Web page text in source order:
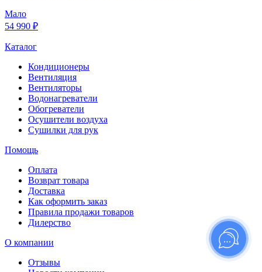
Мало
54 990 ₽
Каталог
Кондиционеры
Вентиляция
Вентиляторы
Водонагреватели
Обогреватели
Осушители воздуха
Сушилки для рук
Помощь
Оплата
Возврат товара
Доставка
Как оформить заказ
Правила продажи товаров
Дилерство
О компании
Отзывы